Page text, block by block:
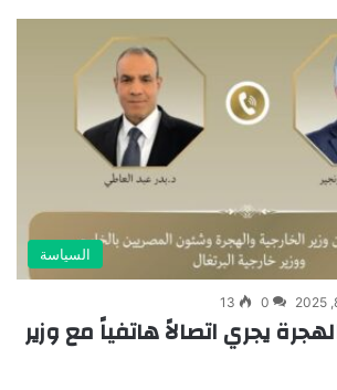
السياسة
0
13
يجري اتصالاً هاتفياً مع وزير